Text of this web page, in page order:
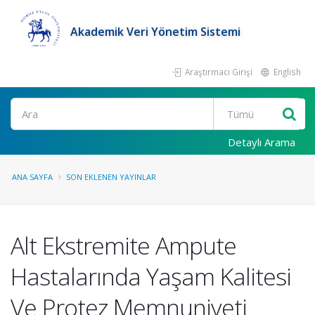
Akademik Veri Yönetim Sistemi
Araştırmacı Girişi English
Ara
Detaylı Arama
ANA SAYFA SON EKLENEN YAYINLAR
Alt Ekstremite Ampute
Hastalarında Yaşam Kalitesi
Ve Protez Memnuniyeti